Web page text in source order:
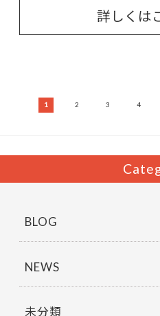
詳しくは
1 2 3 4
BLOG
NEWS
未分類